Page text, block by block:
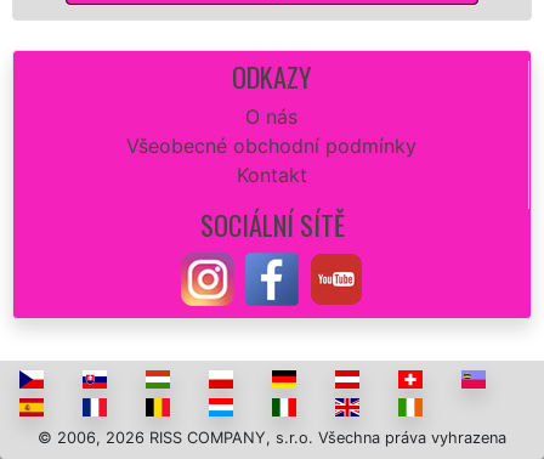
ODKAZY
O nás
Všeobecné obchodní podmínky
SOCIÁLNÍ SÍTĚ